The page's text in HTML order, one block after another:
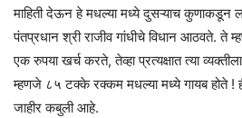
माहिती देऊन हे मधल्या मध्ये दुसऱ्याच कुणाकडून
पंतप्रधान श्री राजीव गांधीचे विधान आठवते. ते
एक रुपया खर्च करते, तेव्हा प्रत्यक्षात त्या
म्हणजे ८५ टक्के रक्कम मधल्या मध्ये गायब होते ! ही
जाहीर कबुली आहे.